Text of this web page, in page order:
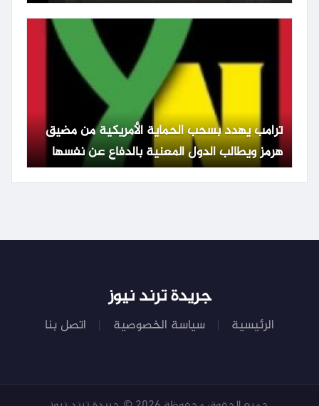
ترامب يهدد بسحب الحماية الأمريكية من مضيق
هرمز ويطالب الدول المعنية بالدفاع عن نفسها
جريدة ترند نيوز
الرئيسية سياسة الخصوصية اتصل بنا